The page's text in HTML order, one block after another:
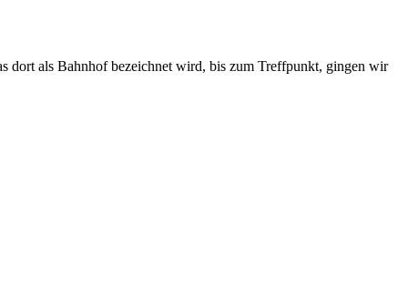
dort als Bahnhof bezeichnet wird, bis zum Treffpunkt, gingen wir